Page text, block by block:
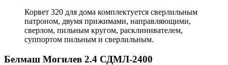
Корвет 320 для дома комплектуется сверлильным
патроном, двумя прижимами, направляющими,
сверлом, пильным кругом, расклинивателем,
суппортом пильным и сверлильным.
Белмаш Могилев 2.4 СДМЛ-2400